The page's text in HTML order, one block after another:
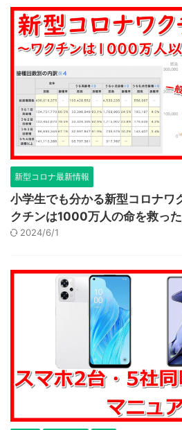
新型コロナ最新情報
小学生でも分かる新型コロナワ
クチンは1000万人の命を救っ
2024/6/1